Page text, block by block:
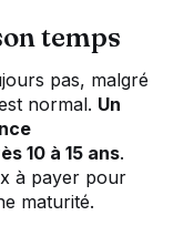
temps
pas, malgré
normal. Un
10 à 15 ans.
à payer pour
maturité.